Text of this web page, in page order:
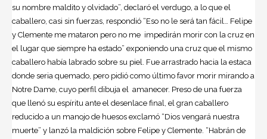
su nombre maldito y olvidado”, declaró el verdugo, a lo que el
caballero, casi sin fuerzas, respondió “Eso no le será tan fácil… Felipe
y Clemente me mataron pero no me impedirán morir con la cruz en
el lugar que siempre ha estado” exponiendo una cruz que el mismo
caballero había labrado sobre su piel. Fue arrastrado hacia la estaca
donde seria quemado, pero pidió como último favor morir mirando a
Notre Dame, cuyo perfil dibuja el amanecer. Preso de una fuerza
que llenó su espíritu ante el desenlace final, el gran caballero
reducido a un manojo de huesos exclamó “Dios vengará nuestra
muerte” y lanzó la maldición sobre Felipe y Clemente. “Habrán de